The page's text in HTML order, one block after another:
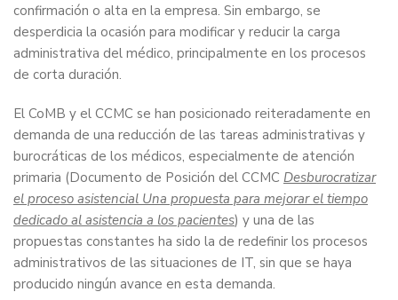
confirmación o alta en la empresa. Sin embargo, se
desperdicia la ocasión para modificar y reducir la carga
administrativa del médico, principalmente en los procesos
de corta duración.
El CoMB y el CCMC se han posicionado reiteradamente en
demanda de una reducción de las tareas administrativas y
burocráticas de los médicos, especialmente de atención
primaria (Documento de Posición del CCMC Desburocratizar
el proceso asistencial Una propuesta para mejorar el tiempo
dedicado al asistencia a los pacientes) y una de las
propuestas constantes ha sido la de redefinir los procesos
administrativos de las situaciones de IT, sin que se haya
producido ningún avance en esta demanda.